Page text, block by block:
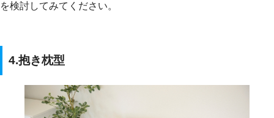
を検討してみてください。
4.抱き枕型